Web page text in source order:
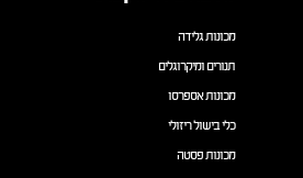
מכונות גלידה
תנורים ומיקרוגלים
מכונות אספרסו
כלי בישול ריזולי
מכונות פסטה